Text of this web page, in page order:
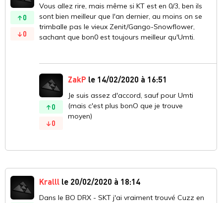
0
0
Vous allez rire, mais même si KT est en 0/3, ben ils
sont bien meilleur que l'an dernier, au moins on se
trimballe pas le vieux Zenit/Gango-Snowflower,
sachant que bon0 est toujours meilleur qu'Umti.
0
0
ZakP le 14/02/2020 à 16:51
Je suis assez d'accord, sauf pour Umti
(mais c'est plus bonO que je trouve
moyen)
Kralll le 20/02/2020 à 18:14
Dans le BO DRX - SKT j'ai vraiment trouvé Cuzz en